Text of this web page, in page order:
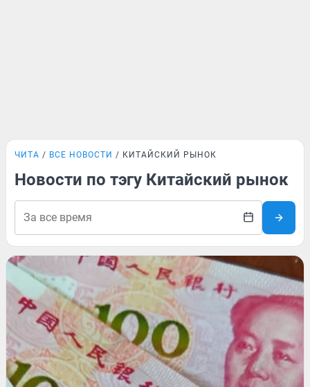
ЧИТА ВСЕ НОВОСТИ КИТАЙСКИЙ РЫНОК
Новости по тэгу Китайский рынок